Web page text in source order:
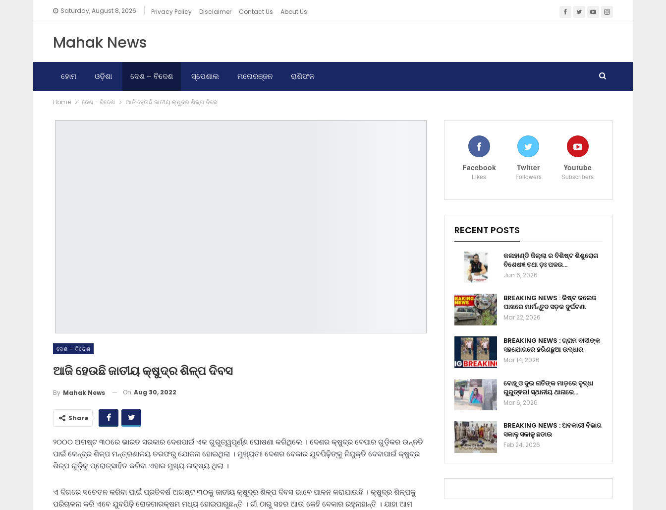
Saturday, August 8, 2026 Privacy Policy Disclaimer Contact Us About Us
Mahak News
ହୋମ ଓଡ଼ିଶା ଦେଶ – ବିଦେଶ ସ୍ପେଶାଲ ମନୋରଞ୍ଜନ ରାଶିଫଳ
Home ଦେଶ - ବିଦେଶ ଆଜି ହେଉଛି ଜାତୀୟ କ୍ଷୁଦ୍ର ଶିଳ୍ପ ଦିବସ
ଦେଶ - ବିଦେଶ
ଆଜି ହେଉଛି ଜାତୀୟ କ୍ଷୁଦ୍ର ଶିଳ୍ପ ଦିବସ
By Mahak News On Aug 30, 2022
Share
୨୦୦୦ ଅଗଷ୍ଟ ୩୦ରେ ଭାରତ ସରକାର ଦେଶପାଇଁ ଏକ ଗୁରୁତ୍ୱପୂର୍ଣ୍ଣ ଘୋଷଣା କରିଥିଲେ । ଦେଶର କ୍ଷୁଦ୍ର ବେପାର ଗୁଡ଼ିକର ଉନ୍ନତି
ପାଇଁ କେନ୍ଦ୍ର ଶିଳ୍ପ ମନ୍ତ୍ରଣାଳୟ ତରଫରୁ ଯୋଜନା ହୋଇଥିଲା । ମୁଖ୍ୟତଃ ଦେଶର ବେକାର ଯୁବପିଢ଼ିଙ୍କୁ ନିଯୁକ୍ତି ଦେବାପାଇଁ କ୍ଷୁଦ୍ର
ଶିଳ୍ପ ଗୁଡ଼ିକୁ ପ୍ରୋତ୍ସାହିତ କରିବା ଏହାର ମୁଖ୍ୟ ଲକ୍ଷ୍ୟ ଥିଲା ।
ଏ ଦିଗରେ ସଚେତନ କରିବା ପାଇଁ ପ୍ରତିବର୍ଷ ଅଗଷ୍ଟ ୩୦କୁ ଜାତୀୟ କ୍ଷୁଦ୍ର ଶିଳ୍ପ ଦିବସ ଭାବେ ପାଳନ କରାଯାଉଛି । କ୍ଷୁଦ୍ର ଶିଳ୍ପକୁ
ପରିଚାଳନା କରି ଏବେ ଯୁବପିଢ଼ି ରୋଜଗାରକ୍ଷମ ମଧ୍ୟ ହୋଇପାରୁଛନ୍ତି । ଗାଁ ଠାରୁ ସହର ଆଉ କେହି ବେକାର ରହୁନାହାନ୍ତି । ଯାହା ଆମ
Facebook
Likes
Twitter
Followers
Youtube
Subscribers
RECENT POSTS
କଳାହାଣ୍ଡି ଜିଲ୍ଲା ର ବିଶିଷ୍ଟ ଶିଶୁରୋଗ
ବିଶେଷଜ୍ଞ ତଥା ଡ଼ଃ ପଳଉ…
Jun 6, 2026
BREAKING NEWS : କିଷ୍ଟ କଲେଜ
ପାଖରେ ମାର୍ମନ୍ତୁଦ ସଡ଼କ ଦୁର୍ଘଟଣା
Mar 22, 2026
BREAKING NEWS : ଗ୍ରାମ ବାସୀଙ୍କ
ସହଯୋଗରେ ହରିଣଛୁଆ ଉଦ୍ଧାର
Mar 14, 2026
ବୋହୂ ଓ ଦୁଇ ନାତିଙ୍କ ମାଡ଼ରେ ବୃଦ୍ଧା
ଗୁରୁତ୍ଵର। ସ୍ଥାନୀୟ ଥାନାରେ…
Mar 6, 2026
BREAKING NEWS : ଅବକାରୀ ବିଭାଗ
ସକାଳୁ ସକାଳୁ ଛଡାଉ
Feb 24, 2026